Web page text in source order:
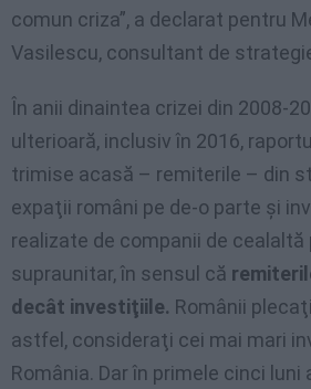
comun criza”, a declarat pentru
Vasilescu, consultant de
În anii dinaintea crizei din 2008-
ulterioară, inclusiv în 2016,
trimise acasă – remiterile – din
expaţii români pe de-o parte şi
realizate de companii de
supraunitar, în sensul că
decât investiţiile. Românii
astfel, consideraţi cei mai mari
România. Dar în primele cinci